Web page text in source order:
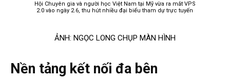
Hội Chuyên gia và người học Việt Nam tại Mỹ vừa ra mắt VPS
2.0 vào ngày 2.6, thu hút nhiều đại biểu tham dự trực tuyến
ẢNH: NGỌC LONG CHỤP MÀN HÌNH
Nền tảng kết nối đa bên